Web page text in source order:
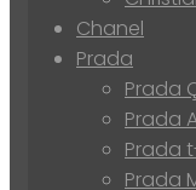
Chanel
Prada
Prada
Prada
Prada
Prada